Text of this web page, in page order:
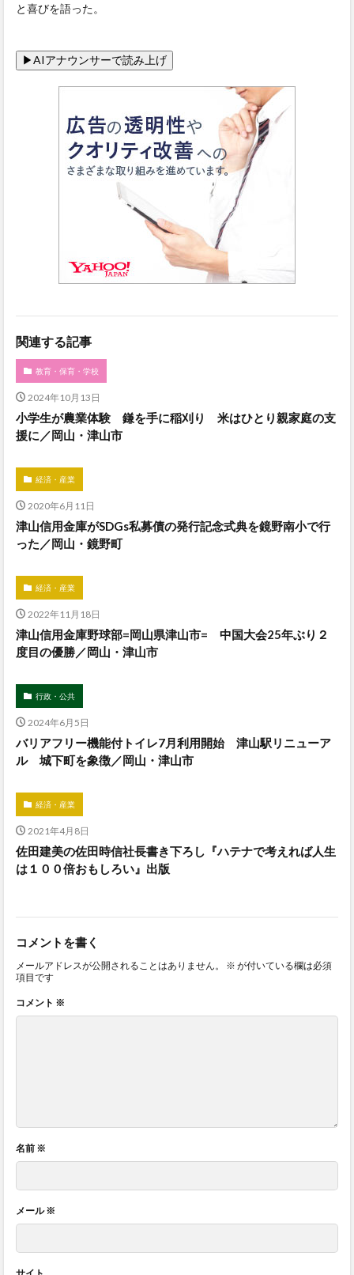
と喜びを語った。
関連する記事
教育・保育・学校
2024年10月13日
小学生が農業体験 鎌を手に稲刈り 米はひとり親家庭の支
援に／岡山・津山市
経済・産業
2020年6月11日
津山信用金庫がSDGs私募債の発行記念式典を鏡野南小で行
った／岡山・鏡野町
経済・産業
2022年11月18日
津山信用金庫野球部=岡山県津山市= 中国大会25年ぶり２
度目の優勝／岡山・津山市
行政・公共
2024年6月5日
バリアフリー機能付トイレ7月利用開始 津山駅リニューア
ル 城下町を象徴／岡山・津山市
経済・産業
2021年4月8日
佐田建美の佐田時信社長書き下ろし『ハテナで考えれば人生
は１００倍おもしろい』出版
コメントを書く
メールアドレスが公開されることはありません。 ※ が付いている欄は必須
項目です
コメント ※
名前 ※
メール※